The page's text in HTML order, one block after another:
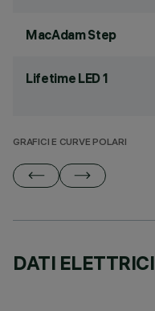
MacAdam Step
Lifetime LED 1
GRAFICI E CURVE POLARI
DATI ELETTRICI